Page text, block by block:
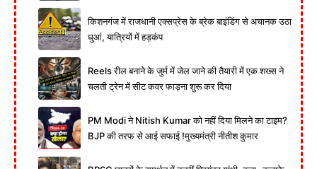
किशनगंज में राजधानी एक्सप्रेस के ब्रेक बाइंडिंग से अचानक उठा
धुआं, यात्रियों में हड़कंप
Reels रील बनाने के जुर्म में जेल जाने की तैयारी में एक शख्स ने
चलती ट्रेन में सीट कवर फाड़ना शुरू कर दिया
PM Modi ने Nitish Kumar को नहीं दिया मिलने का टाइम?
BJP की तरफ से आई सफाई !मुख्यमंत्री नीतीश कुमार